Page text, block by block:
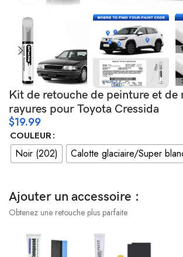
Kit de retouche de peinture et de
rayures pour Toyota Cressida
$19.99
COULEUR
Noir (202) Calotte glaciaire/Super
Ajouter un accessoire :
Obtenez une retouche plus parfaite